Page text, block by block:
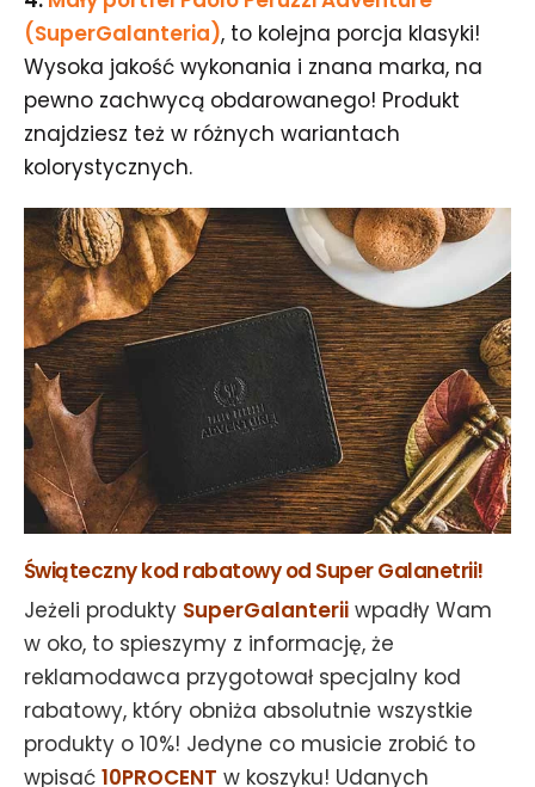
(SuperGalanteria), to kolejna porcja klasyki!
Wysoka jakość wykonania i znana marka, na
pewno zachwycą obdarowanego! Produkt
znajdziesz też w różnych wariantach
kolorystycznych.
Świąteczny kod rabatowy od Super Galanetrii!
Jeżeli produkty SuperGalanterii wpadły Wam
w oko, to spieszymy z informację, że
reklamodawca przygotował specjalny kod
rabatowy, który obniża absolutnie wszystkie
produkty o 10%! Jedyne co musicie zrobić to
wpisać 10PROCENT w koszyku! Udanych